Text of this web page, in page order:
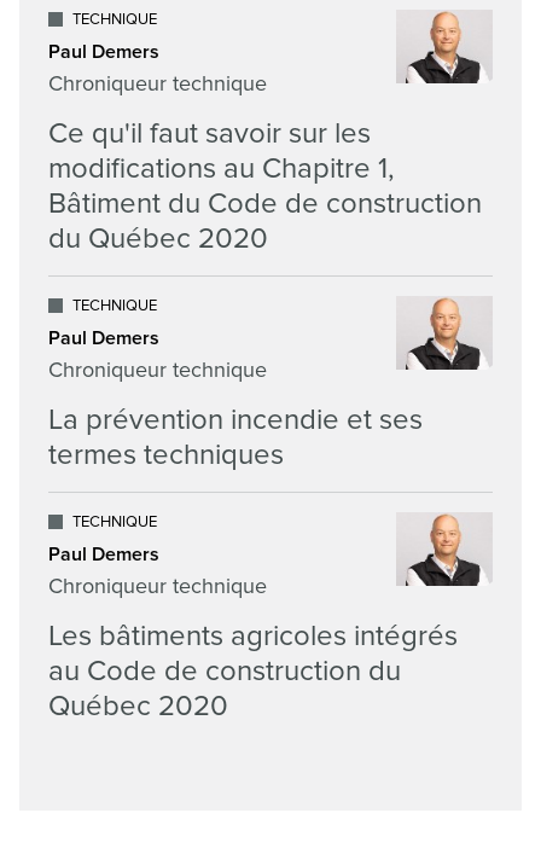
TECHNIQUE
Paul Demers
Chroniqueur technique
Ce qu'il faut savoir sur les
modifications au Chapitre 1,
Bâtiment du Code de construction
du Québec 2020
TECHNIQUE
Paul Demers
Chroniqueur technique
La prévention incendie et ses
termes techniques
TECHNIQUE
Paul Demers
Chroniqueur technique
Les bâtiments agricoles intégrés
au Code de construction du
Québec 2020